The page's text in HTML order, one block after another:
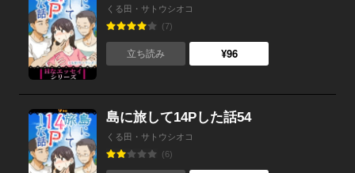
くる田・サトウシオコ
(7)
立ち読み ¥96
島に旅して14Pした話54
くる田・サトウシオコ
(6)